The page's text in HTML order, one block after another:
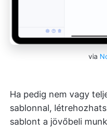
via
Ha pedig nem vagy
sablonnal,
sablont a jövőbeli